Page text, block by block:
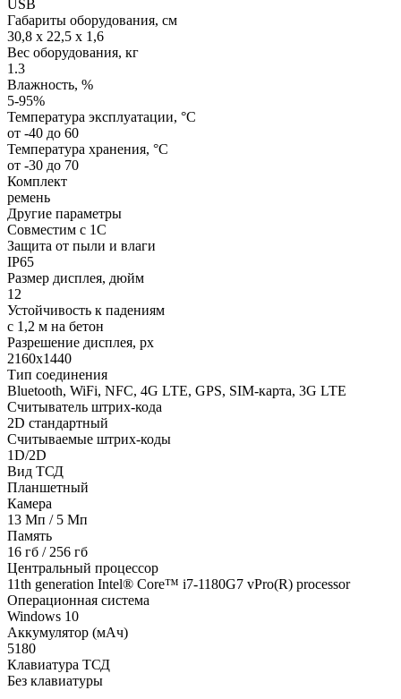
USB
Габариты оборудования, см
30,8 x 22,5 x 1,6
Вес оборудования, кг
1.3
Влажность, %
5-95%
Температура эксплуатации, °C
от -40 до 60
Температура хранения, °C
от -30 до 70
Комплект
ремень
Другие параметры
Совместим с 1С
Защита от пыли и влаги
IP65
Размер дисплея, дюйм
12
Устойчивость к падениям
с 1,2 м на бетон
Разрешение дисплея, px
2160x1440
Тип соединения
Bluetooth, WiFi, NFС, 4G LTE, GPS, SIM-карта, 3G LTE
Считыватель штрих-кода
2D стандартный
Считываемые штрих-коды
1D/2D
Вид ТСД
Планшетный
Камера
13 Мп / 5 Мп
Память
16 гб / 256 гб
Центральный процессор
11th generation Intel® Core™ i7-1180G7 vPro(R) processor
Операционная система
Windows 10
Аккумулятор (мАч)
5180
Клавиатура ТСД
Без клавиатуры